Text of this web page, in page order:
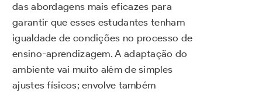
das abordagens mais eficazes para
garantir que esses estudantes tenham
igualdade de condições no processo de
ensino-aprendizagem. A adaptação do
ambiente vai muito além de simples
ajustes físicos; envolve também